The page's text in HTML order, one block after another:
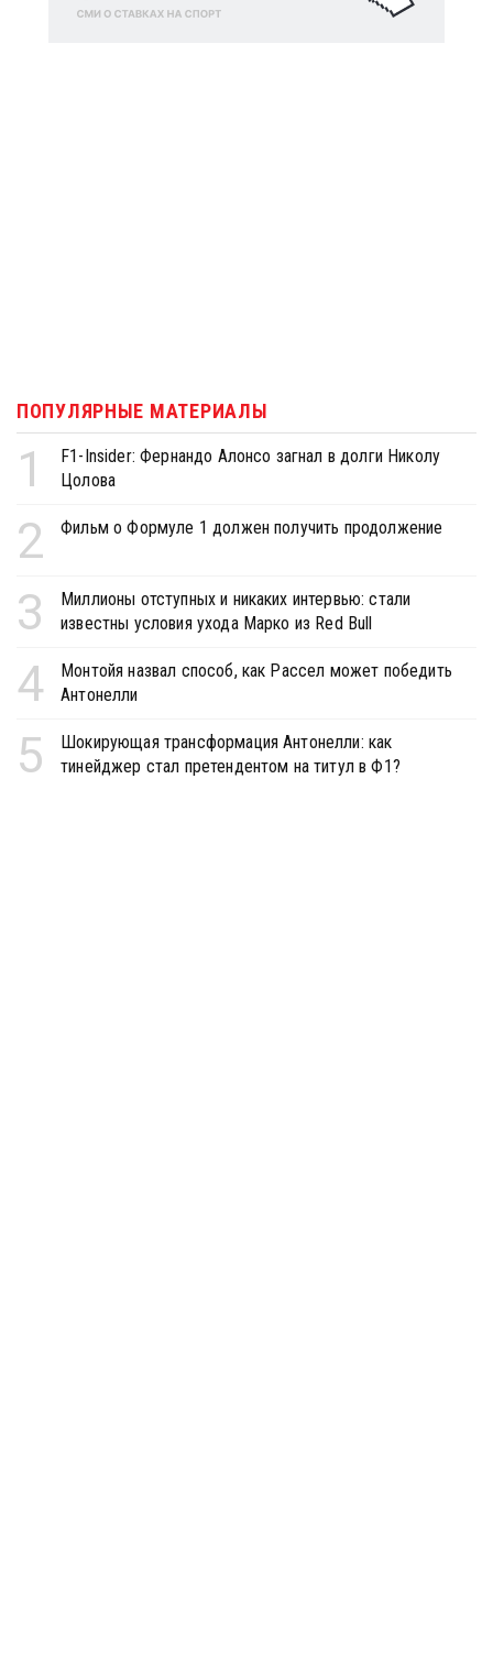
ПОПУЛЯРНЫЕ МАТЕРИАЛЫ
1
F1-Insider: Фернандо Алонсо загнал в долги Николу
Цолова
2 Фильм о Формуле 1 должен получить продолжение
3
Миллионы отступных и никаких интервью: стали
известны условия ухода Марко из Red Bull
4
Монтойя назвал способ, как Рассел может победить
Антонелли
5
Шокирующая трансформация Антонелли: как
тинейджер стал претендентом на титул в Ф1?